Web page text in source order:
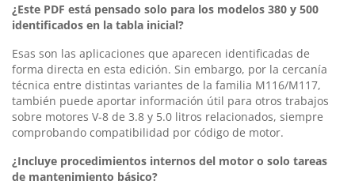
¿Este PDF está pensado solo para los modelos 380 y 500
identificados en la tabla inicial?
Esas son las aplicaciones que aparecen identificadas de
forma directa en esta edición. Sin embargo, por la cercanía
técnica entre distintas variantes de la familia M116/M117,
también puede aportar información útil para otros trabajos
sobre motores V-8 de 3.8 y 5.0 litros relacionados, siempre
comprobando compatibilidad por código de motor.
¿Incluye procedimientos internos del motor o solo tareas
de mantenimiento básico?